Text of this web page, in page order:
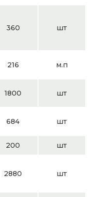
360 шт
216 м.п
1800 шт
684 шт
200 шт
2880 шт